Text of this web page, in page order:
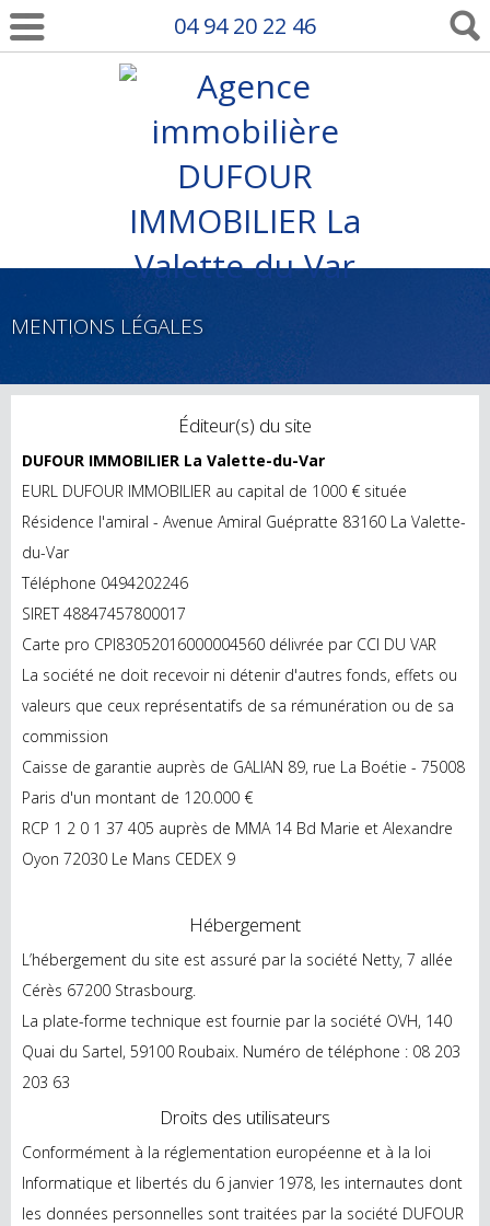
04 94 20 22 46
MENTIONS LÉGALES
Éditeur(s) du site
DUFOUR IMMOBILIER La Valette-du-Var
EURL DUFOUR IMMOBILIER au capital de 1000 € située
Résidence l'amiral - Avenue Amiral Guépratte 83160 La Valette-
du-Var
Téléphone 0494202246
SIRET 48847457800017
Carte pro CPI83052016000004560 délivrée par CCI DU VAR
La société ne doit recevoir ni détenir d'autres fonds, effets ou
valeurs que ceux représentatifs de sa rémunération ou de sa
commission
Caisse de garantie auprès de GALIAN 89, rue La Boétie - 75008
Paris d'un montant de 120.000 €
RCP 1 2 0 1 37 405 auprès de MMA 14 Bd Marie et Alexandre
Oyon 72030 Le Mans CEDEX 9
Hébergement
L’hébergement du site est assuré par la société Netty, 7 allée
Cérès 67200 Strasbourg.
La plate-forme technique est fournie par la société OVH, 140
Quai du Sartel, 59100 Roubaix. Numéro de téléphone : 08 203
203 63
Droits des utilisateurs
Conformément à la réglementation européenne et à la loi
Informatique et libertés du 6 janvier 1978, les internautes dont
les données personnelles sont traitées par la société DUFOUR